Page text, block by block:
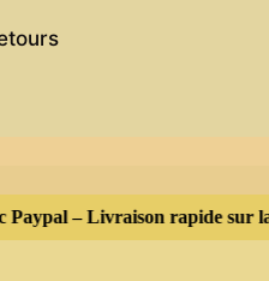
– Livraison rapide sur